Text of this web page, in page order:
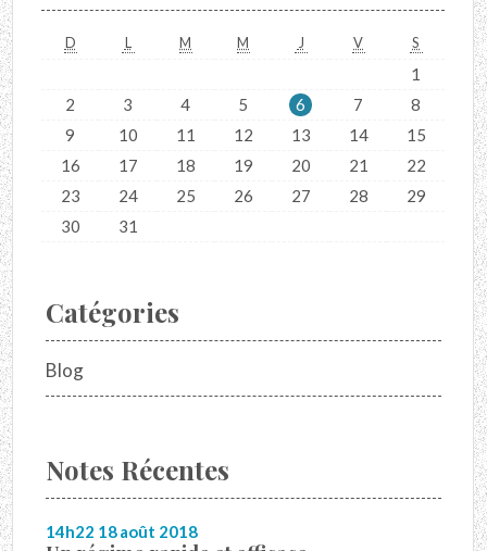
D L M M J V S
1
2
3 4 5 6 7
8
9
10 11 12 13 14
15
16
17 18 19 20 21
22
23
24 25 26 27 28
29
30
31
Catégories
Blog
Notes Récentes
14h22 18août 2018